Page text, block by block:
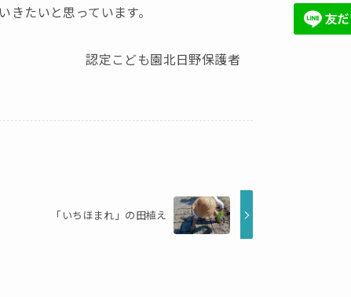
たいと思っています。
認定こども園北日野保護者
「いちほまれ」の田植え